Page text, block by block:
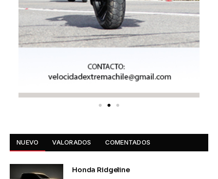
NUEVO VALORADOS COMENTADOS
Honda Ridgeline